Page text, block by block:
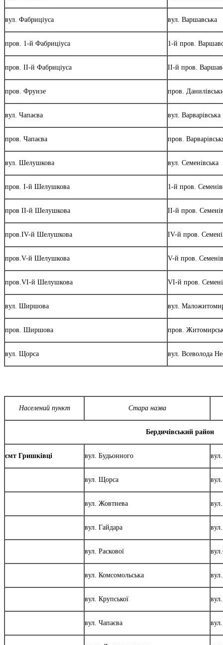
вул. Фабриціуса вул. Варшавська
пров. 1-й Фабриціуса 1-й пров.
пров. ІІ-й Фабриціуса ІІ-й пров.
пров. Фрунзе пров.
вул. Чапаєва вул. Варварівська
пров. Чапаєва пров.
вул. Шелушкова вул. Семенівська
пров. І-й Шелушкова 1-й пров.
пров ІІ-й Шелушкова ІІ-й пров.
пров.ІV-й Шелушкова ІV-й пров.
пров.V-й Шелушкова V-й пров.
пров.VІ-й Шелушкова VІ-й пров.
вул. Ширшова вул.
пров. Ширшова пров.
вул. Щорса вул. Всеволода
Населений пункт Стара назва
Бердичівський район
смт Гришківці вул. Будьонного
вул. Щорса
вул. Жовтнева
вул. Гайдара
вул. Раскової
вул. Комсомольська
вул. Крупської
вул. Чапаєва